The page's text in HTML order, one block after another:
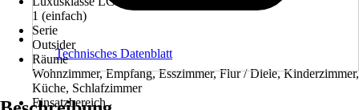
1 (einfach)
Serie
Outsider
Räume
Wohnzimmer, Empfang, Esszimmer, Flur / Diele, Kinderzimmer,
Küche, Schlafzimmer
Einsatzbereich
Technisches Datenblatt